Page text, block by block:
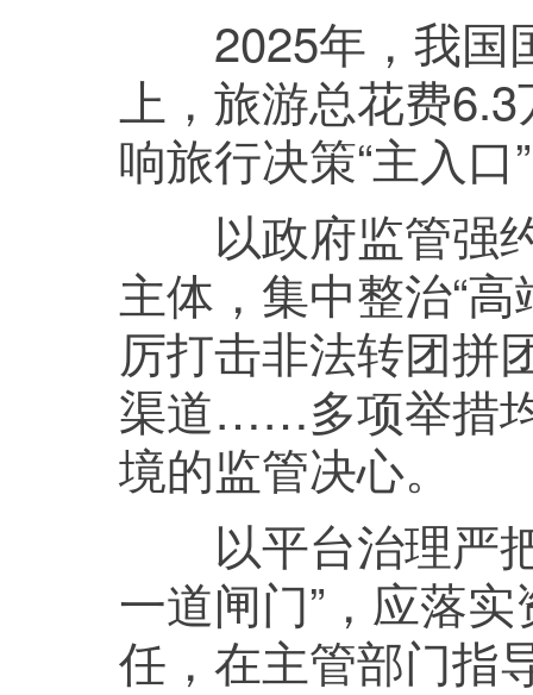
2025年，我国
上，旅游总花费
响旅行决策“主入
以政府监管强约
主体，集中整治“
厉打击非法转团拼
渠道……多项举措
境的监管决心。
以平台治理严把
一道闸门”，应落
任，在主管部门指